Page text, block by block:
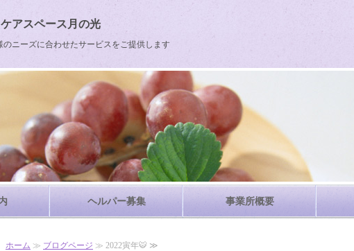
アスペース月の光
ニーズに合わせたサービスをご提供します
ヘルパー募集 事業所概要
ホーム ≫ ブログページ ≫ 2022寅年🐯 ≫